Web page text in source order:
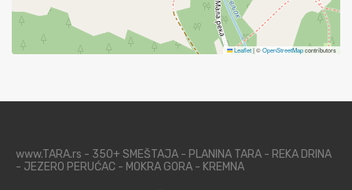
Leaflet|©OpenStreetMapcontributors
www.TARA.rs - 350+ SMEŠTAJA - PLANINA TARA - REKA DRINA
- JEZERO PERUĆAC - MOKRA GORA - KREMNA